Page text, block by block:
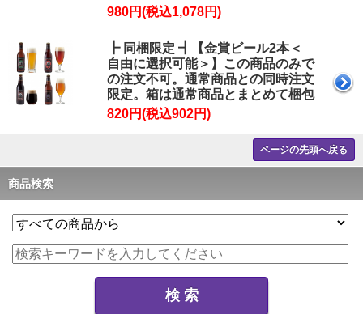
980円(税込1,078円)
┣ 同梱限定 ┫【金賞ビール2本＜
自由に選択可能＞】この商品のみで
の注文不可。通常商品との同時注文
限定。箱は通常商品とまとめて梱包
820円(税込902円)
ページの先頭へ戻る
商品検索